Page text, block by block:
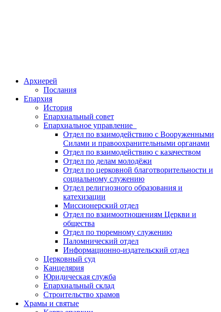
Архиерей
Послания
Епархия
История
Епархиальный совет
Епархиальное управление
Отдел по взаимодействию с Вооруженными
Силами и правоохранительными органами
Отдел по взаимодействию с казачеством
Отдел по делам молодёжи
Отдел по церковной благотворительности и
социальному служению
Отдел религиозного образования и
катехизации
Миссионерский отдел
Отдел по взаимоотношениям Церкви и
общества
Отдел по тюремному служению
Паломнический отдел
Информационно-издательский отдел
Церковный суд
Канцелярия
Юридическая служба
Епархиальный склад
Строительство храмов
Храмы и святые